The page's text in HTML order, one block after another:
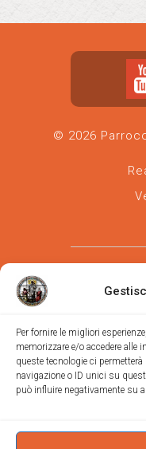
Per fornire le migliori
memorizzare e/o accedere
queste tecnologie ci
navigazione o ID unici su
può influire negativamente su
© 2026
Parrocchia
via